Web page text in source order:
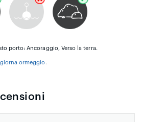
porto: Ancoraggio, Verso la terra.
ormeggio .